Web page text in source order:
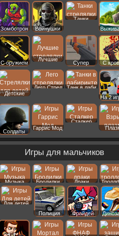
Зомботрон Войнушки
Танки
С оружием
Лучшие
Супер С
Детские
Лего Стрел
Танк в лаби
На 2
Солдаты
Гаррис Мод
Сталкер
Игры для мальчиков
Музыка Бродилки Драки
Для детей
Полиция
Фрайдей